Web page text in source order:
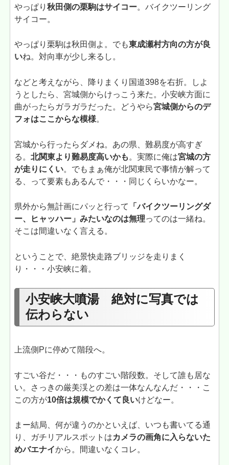
やっぱり秋田側の栗駒はサイコー。バイクツーリング
サイコー。
やっぱり栗駒は秋田側よ。でも東成瀬村方向の方が良
いね。対向車が少し来るし。
などと考えながら、降りまくり国道398を右折。しよ
うとしたら、宮城側からけっこう来た。小安峡方面に
曲がったらガラガラだった。どうやら宮城側からのデ
フォはここからな模様。
宮城から行ったらダメね。あの県、難易度が高すぎ
る。北関東より難易度高いかも 。実際に俺は宮城の方
が走りにくい。でもまぁ俺が北関東民で事情が解って
る、って要素もあるんで・・・同じくらいかなー。
県外から無計画にパッと行って
「バイクツーリングダ
ー、ヒャッハー」みたいなのは無理ってのは一緒ね。
そこは間違いなく言える。
ということで、絶景快走路ブリッジを走りまく
り・・・小安峡に着。
小安峡大噴湯 絶対に写真では
伝わらない
上流側Pに停めて階段へ。
すごい谷だ・・・ものすごい階段数。そして誰も居な
い。さっきの厳美渓との差は一体なんなんだ・・・こ
この方が10倍は規模でかくて良いけどなー。
まー結局、何が違うのかといえば、いつも書いてる通
り、ガチリアルスポットはカメラの画角に入らないた
めバエナイから。間違いなくコレ。